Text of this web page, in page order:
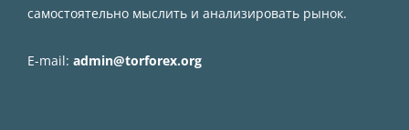
самостоятельно мыслить и анализировать рынок.
E-mail: admin@torforex.org